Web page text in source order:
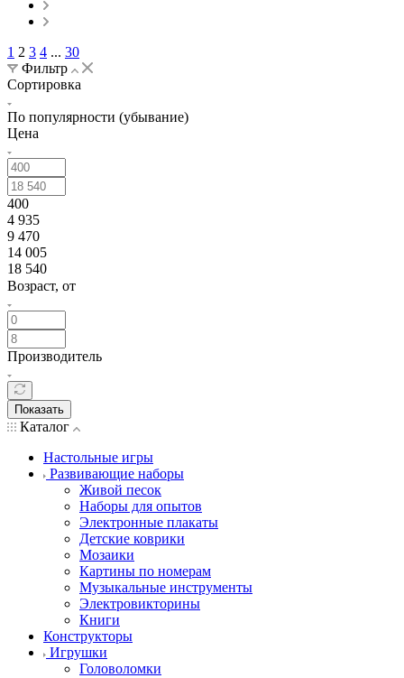
1 2 3 4 ... 30
Фильтр
Сортировка
По популярности (убывание)
Цена
400
4 935
9 470
14 005
18 540
Возраст, от
Производитель
Показать
Каталог
Настольные игры
Развивающие наборы
Живой песок
Наборы для опытов
Электронные плакаты
Детские коврики
Мозаики
Картины по номерам
Музыкальные инструменты
Электровикторины
Книги
Конструкторы
Игрушки
Головоломки